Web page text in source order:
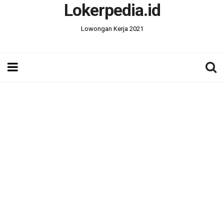
Lokerpedia.id
Lowongan Kerja 2021